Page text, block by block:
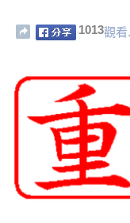
1013觀看.